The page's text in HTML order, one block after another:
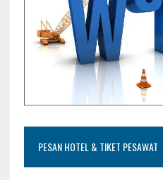
PESAN HOTEL & TIKET PESAWAT